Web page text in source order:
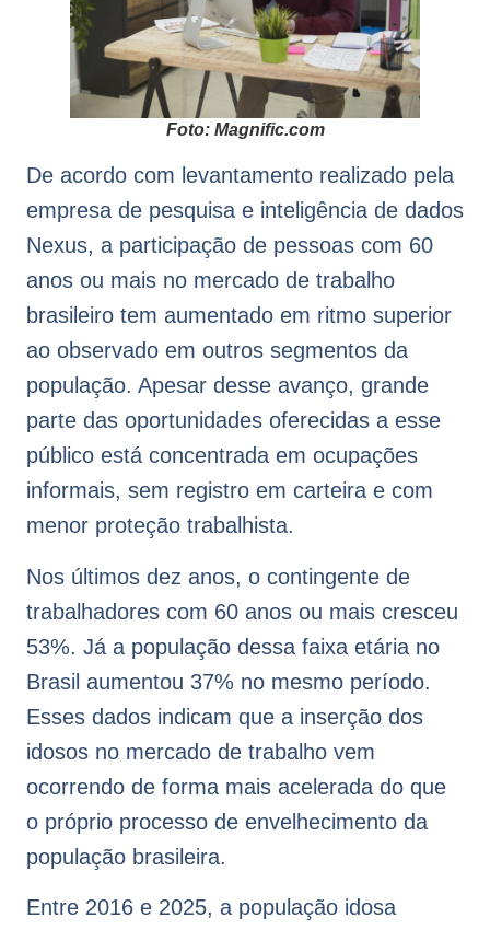
Foto: Magnific.com
De acordo com levantamento realizado pela
empresa de pesquisa e inteligência de dados
Nexus, a participação de pessoas com 60
anos ou mais no mercado de trabalho
brasileiro tem aumentado em ritmo superior
ao observado em outros segmentos da
população. Apesar desse avanço, grande
parte das oportunidades oferecidas a esse
público está concentrada em ocupações
informais, sem registro em carteira e com
menor proteção trabalhista.
Nos últimos dez anos, o contingente de
trabalhadores com 60 anos ou mais cresceu
53%. Já a população dessa faixa etária no
Brasil aumentou 37% no mesmo período.
Esses dados indicam que a inserção dos
idosos no mercado de trabalho vem
ocorrendo de forma mais acelerada do que
o próprio processo de envelhecimento da
população brasileira.
Entre 2016 e 2025, a população idosa